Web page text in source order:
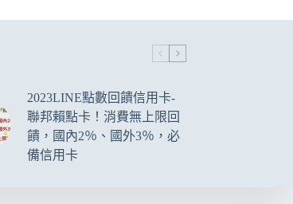
2023LINE點數回饋信用卡-
聯邦賴點卡！消費無上限回
饋，國內2％、國外3％，必
備信用卡